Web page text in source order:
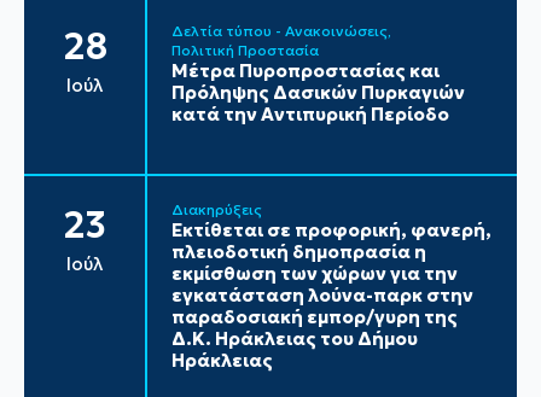
28
Ιούλ
Δελτία τύπου - Ανακοινώσεις
Πολιτική Προστασία
Μέτρα Πυροπροστασίας και
Πρόληψης Δασικών Πυρκαγιών
κατά την Αντιπυρική Περίοδο
23
Ιούλ
Διακηρύξεις
Εκτίθεται σε προφορική, φανερή,
πλειοδοτική δημοπρασία η
εκμίσθωση των χώρων για την
εγκατάσταση λούνα-παρκ στην
παραδοσιακή εμπορ/γυρη της
Δ.Κ. Ηράκλειας του Δήμου
Ηράκλειας